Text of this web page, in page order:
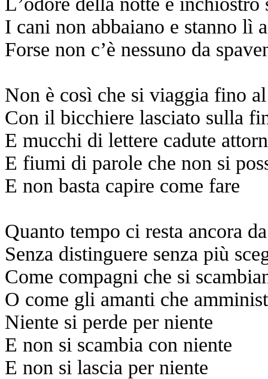
I cani non abbaiano e stanno lì
Forse non c’è nessuno da
Non è così che si viaggia fino
Con il bicchiere lasciato sulla
E mucchi di lettere cadute
E fiumi di parole che non si
E non basta capire come fare
Quanto tempo ci resta ancora
Senza distinguere senza più
Come compagni che si
O come gli amanti che
Niente si perde per niente
E non si scambia con niente
E non si lascia per niente